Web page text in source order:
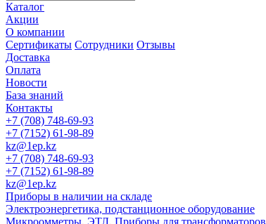
Каталог
Акции
О компании
Сертификаты Сотрудники Отзывы
Доставка
Оплата
Новости
База знаний
Контакты
+7 (708) 748-69-93
+7 (7152) 61-98-89
kz@1ep.kz
+7 (708) 748-69-93
+7 (7152) 61-98-89
kz@1ep.kz
Приборы в наличии на складе
Электроэнергетика, подстанционное оборудование
Микроомметры, ЭТЛ, Приборы для трансформаторов